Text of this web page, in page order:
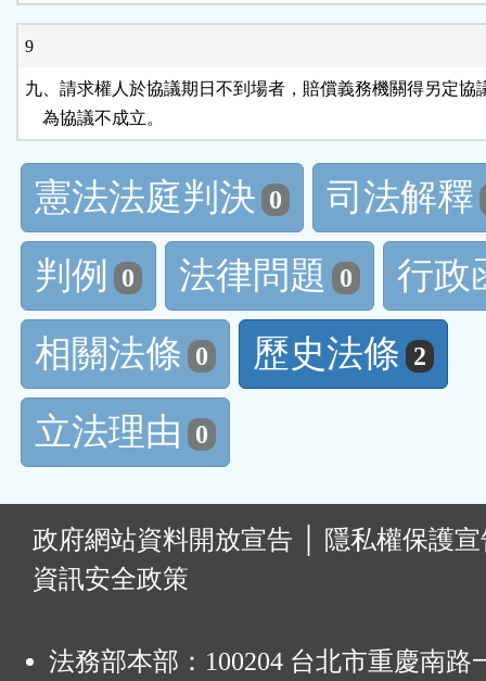
9
九、請求權人於協議期日不到場者，賠償義務機關得另定協
    為協議不成立。
憲法法庭判決 0
司法解釋
判例
0 法律問題 0
行政
相關法條 0 歷史法條 2
立法理由 0
政府網站資料開放宣告
隱私權保護
資訊安全政策
法務部本部：100204 台北市重慶南路